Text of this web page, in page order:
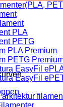
PLA
PETG
PLA Premium
PETG
EasyFil
EasyFil